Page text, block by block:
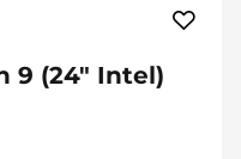
9 (24" Intel)